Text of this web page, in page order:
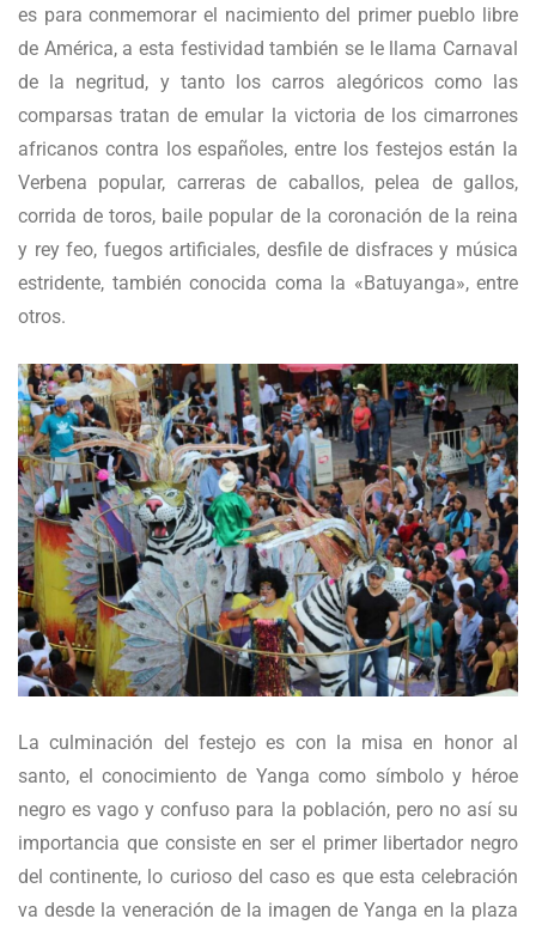
es para conmemorar el nacimiento del primer pueblo libre
de América, a esta festividad también se le llama Carnaval
de la negritud, y tanto los carros alegóricos como las
comparsas tratan de emular la victoria de los cimarrones
africanos contra los españoles, entre los festejos están la
Verbena popular, carreras de caballos, pelea de gallos,
corrida de toros, baile popular de la coronación de la reina
y rey feo, fuegos artificiales, desfile de disfraces y música
estridente, también conocida coma la «Batuyanga», entre
otros.
La culminación del festejo es con la misa en honor al
santo, el conocimiento de Yanga como símbolo y héroe
negro es vago y confuso para la población, pero no así su
importancia que consiste en ser el primer libertador negro
del continente, lo curioso del caso es que esta celebración
va desde la veneración de la imagen de Yanga en la plaza